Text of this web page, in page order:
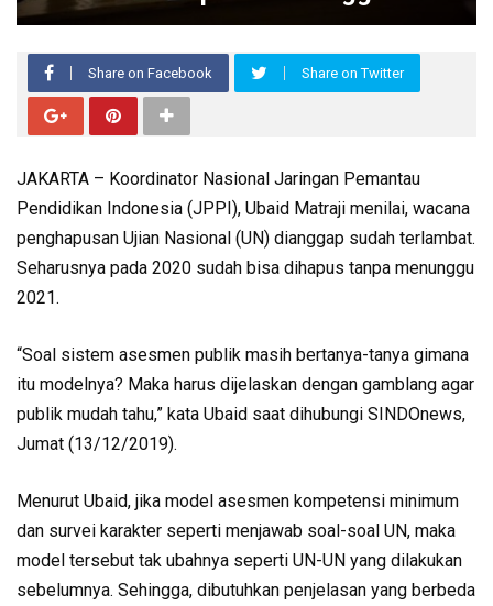
Share on Facebook Share on Twitter
JAKARTA – Koordinator Nasional Jaringan Pemantau
Pendidikan Indonesia (JPPI), Ubaid Matraji menilai, wacana
penghapusan Ujian Nasional (UN) dianggap sudah terlambat.
Seharusnya pada 2020 sudah bisa dihapus tanpa menunggu
2021.
“Soal sistem asesmen publik masih bertanya-tanya gimana
itu modelnya? Maka harus dijelaskan dengan gamblang agar
publik mudah tahu,” kata Ubaid saat dihubungi SINDOnews,
Jumat (13/12/2019).
Menurut Ubaid, jika model asesmen kompetensi minimum
dan survei karakter seperti menjawab soal-soal UN, maka
model tersebut tak ubahnya seperti UN-UN yang dilakukan
sebelumnya. Sehingga, dibutuhkan penjelasan yang berbeda